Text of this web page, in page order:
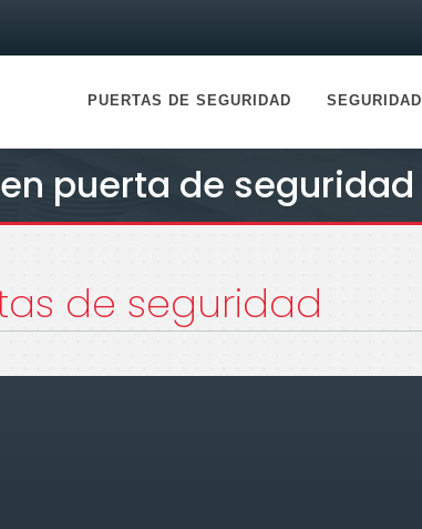
PUERTAS DE SEGURIDAD SEGURIDAD
puerta de seguridad
de seguridad